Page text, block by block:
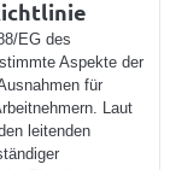
EG des
Aspekte der
für
Laut
leitenden